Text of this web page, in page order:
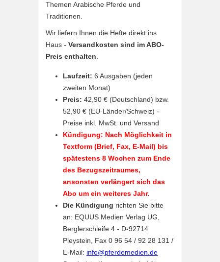
Themen Arabische Pferde und
Traditionen.
Wir liefern Ihnen die Hefte direkt ins
Haus - Versandkosten sind im ABO-
Preis enthalten
Laufzeit: 6 Ausgaben (jeden
zweiten Monat)
Preis: 42,90 € (Deutschland) bzw.
52,90 € (EU-Länder/Schweiz) -
Preise inkl. MwSt. und Versand
Kündigung: Nach Möglichkeit in
Textform (Brief, Fax, E-Mail) bis
spätestens 8 Wochen zum Ende
des Bezugszeitraumes,
ansonsten verlängert sich das
Abo um ein weiteres Jahr.
Die Kündigung richten Sie bitte
an: EQUUS Medien Verlag UG,
Berglerschleife 4 - D-92714
Pleystein, Fax 0 96 54 / 92 28 131 /
E-Mail: info@pferdemedien.de